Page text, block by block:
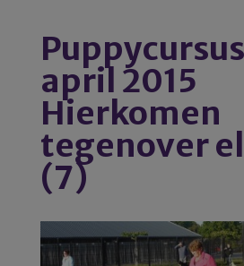
Puppycursus
april 2015
Hierkomen
tegenover
(7)